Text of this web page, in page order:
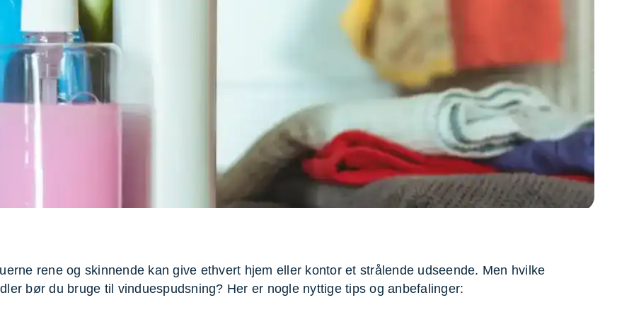
Rengøring
Reparation af tagrende
Træfældning
Transport af genstande
TV installation og opsætning
Udflytnings rengøring
rene og skinnende kan give ethvert hjem eller kontor et strålende udseende. Men hvilke
bør du bruge til vinduespudsning? Her er nogle nyttige tips og anbefalinger: